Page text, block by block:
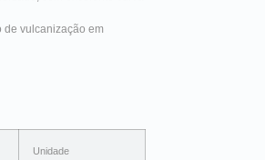
de vulcanização em
Unidade